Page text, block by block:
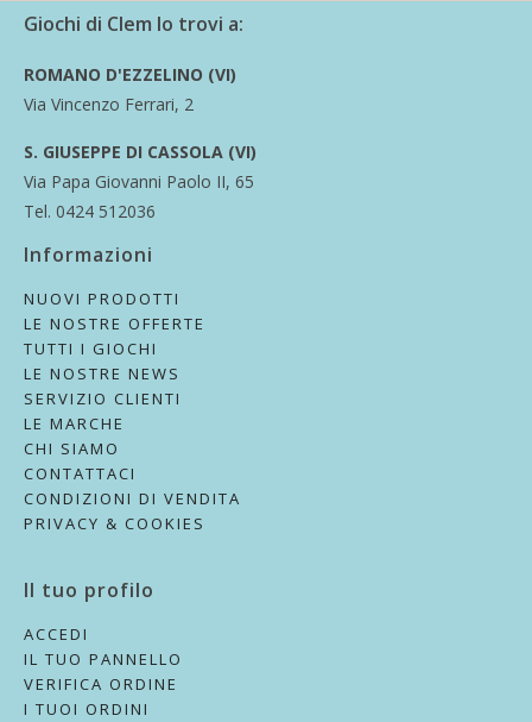
Giochi di Clem lo trovi a:
ROMANO D'EZZELINO (VI)
Via Vincenzo Ferrari, 2
S. GIUSEPPE DI CASSOLA (VI)
Via Papa Giovanni Paolo II, 65
Tel. 0424 512036
Informazioni
NUOVI PRODOTTI
LE NOSTRE OFFERTE
TUTTI I GIOCHI
LE NOSTRE NEWS
SERVIZIO CLIENTI
LE MARCHE
CHI SIAMO
CONTATTACI
CONDIZIONI DI VENDITA
PRIVACY & COOKIES
Il tuo profilo
ACCEDI
IL TUO PANNELLO
VERIFICA ORDINE
I TUOI ORDINI